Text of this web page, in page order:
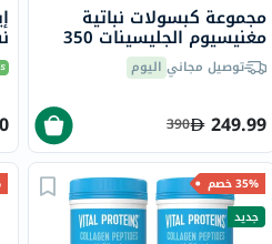
مجموعة كبسولات نباتية
مغنيسيوم الجليسينات 350
كبسولة
توصيل مجاني اليوم
249.99
390
35% خصم
جديد